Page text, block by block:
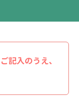
記入のうえ、